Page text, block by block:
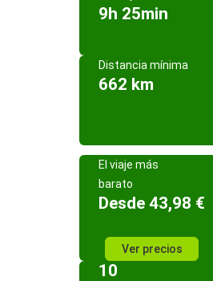
9h 25min
Distancia mínima
662 km
El viaje más
barato
Desde 43,98 €
Ver precios
10